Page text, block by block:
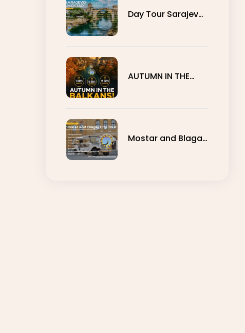
Day Tour Sarajevo
AUTUMN IN THE
Mostar and Blagaj